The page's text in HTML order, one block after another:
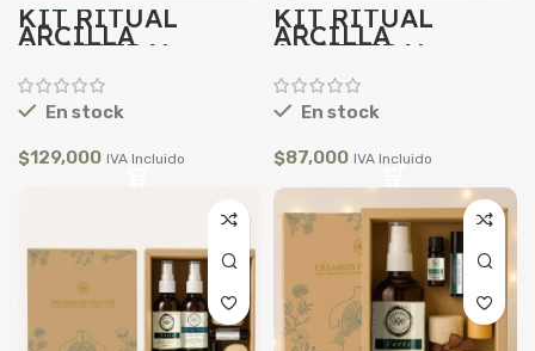
KIT RITUAL
ARCILLA
ANCESTRAL
/TRATAMIENTO
COMPLETO
En stock
$129,000 IVA Incluido
KIT RITUAL
ARCILLA
ANCESTRAL
BÁSICO
En stock
$87,000 IVA Incluido